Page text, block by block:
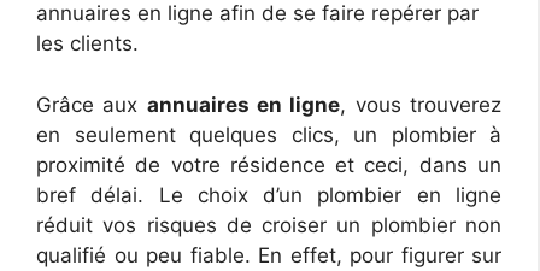
annuaires en ligne afin de se faire repérer par
les clients.
Grâce aux annuaires en ligne, vous trouverez
en seulement quelques clics, un plombier à
proximité de votre résidence et ceci, dans un
bref délai. Le choix d’un plombier en ligne
réduit vos risques de croiser un plombier non
qualifié ou peu fiable. En effet, pour figurer sur